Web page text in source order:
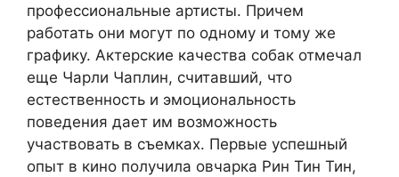
профессиональные артисты. Причем
работать они могут по одному и тому же
графику. Актерские качества собак отмечал
еще Чарли Чаплин, считавший, что
естественность и эмоциональность
поведения дает им возможность
участвовать в съемках. Первые успешный
опыт в кино получила овчарка Рин Тин Тин,